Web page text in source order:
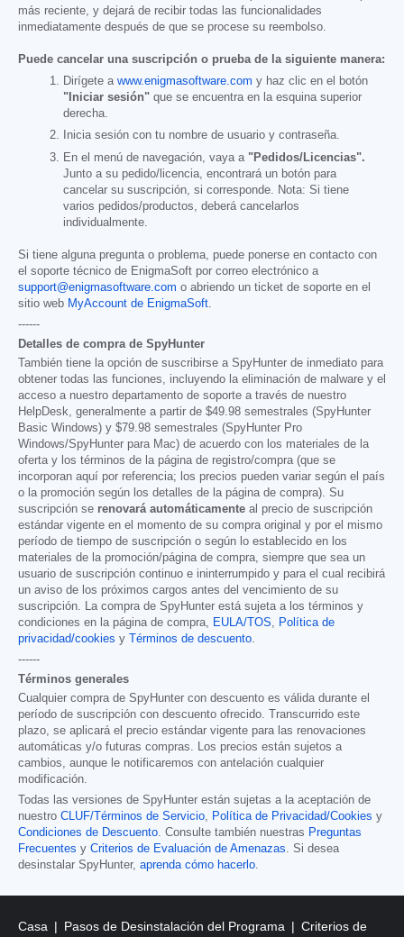
más reciente, y dejará de recibir todas las funcionalidades
inmediatamente después de que se procese su reembolso.
Puede cancelar una suscripción o prueba de la siguiente manera:
Dirígete a www.enigmasoftware.com y haz clic en el botón
"Iniciar sesión" que se encuentra en la esquina superior
derecha.
Inicia sesión con tu nombre de usuario y contraseña.
En el menú de navegación, vaya a "Pedidos/Licencias".
Junto a su pedido/licencia, encontrará un botón para
cancelar su suscripción, si corresponde. Nota: Si tiene
varios pedidos/productos, deberá cancelarlos
individualmente.
Si tiene alguna pregunta o problema, puede ponerse en contacto con
el soporte técnico de EnigmaSoft por correo electrónico a
support@enigmasoftware.com o abriendo un ticket de soporte en el
sitio web MyAccount de EnigmaSoft
------
Detalles de compra de SpyHunter
También tiene la opción de suscribirse a SpyHunter de inmediato para
obtener todas las funciones, incluyendo la eliminación de malware y el
acceso a nuestro departamento de soporte a través de nuestro
HelpDesk, generalmente a partir de $49.98 semestrales (SpyHunter
Basic Windows) y $79.98 semestrales (SpyHunter Pro
Windows/SpyHunter para Mac) de acuerdo con los materiales de la
oferta y los términos de la página de registro/compra (que se
incorporan aquí por referencia; los precios pueden variar según el país
o la promoción según los detalles de la página de compra). Su
suscripción se renovará automáticamente al precio de suscripción
estándar vigente en el momento de su compra original y por el mismo
período de tiempo de suscripción o según lo establecido en los
materiales de la promoción/página de compra, siempre que sea un
usuario de suscripción continuo e ininterrumpido y para el cual recibirá
un aviso de los próximos cargos antes del vencimiento de su
suscripción. La compra de SpyHunter está sujeta a los términos y
condiciones en la página de compra,
EULA/TOS
Política de
privacidad/cookies y Términos de descuento
------
Términos generales
Cualquier compra de SpyHunter con descuento es válida durante el
período de suscripción con descuento ofrecido. Transcurrido este
plazo, se aplicará el precio estándar vigente para las renovaciones
automáticas y/o futuras compras. Los precios están sujetos a
cambios, aunque le notificaremos con antelación cualquier
modificación.
Todas las versiones de SpyHunter están sujetas a la aceptación de
nuestro CLUF/Términos de Servicio Política de Privacidad/Cookies y
Condiciones de Descuento . Consulte también nuestras Preguntas
Frecuentes y Criterios de Evaluación de Amenazas . Si desea
desinstalar SpyHunter, aprenda cómo hacerlo
Casa Pasos de Desinstalación del Programa Criterios de